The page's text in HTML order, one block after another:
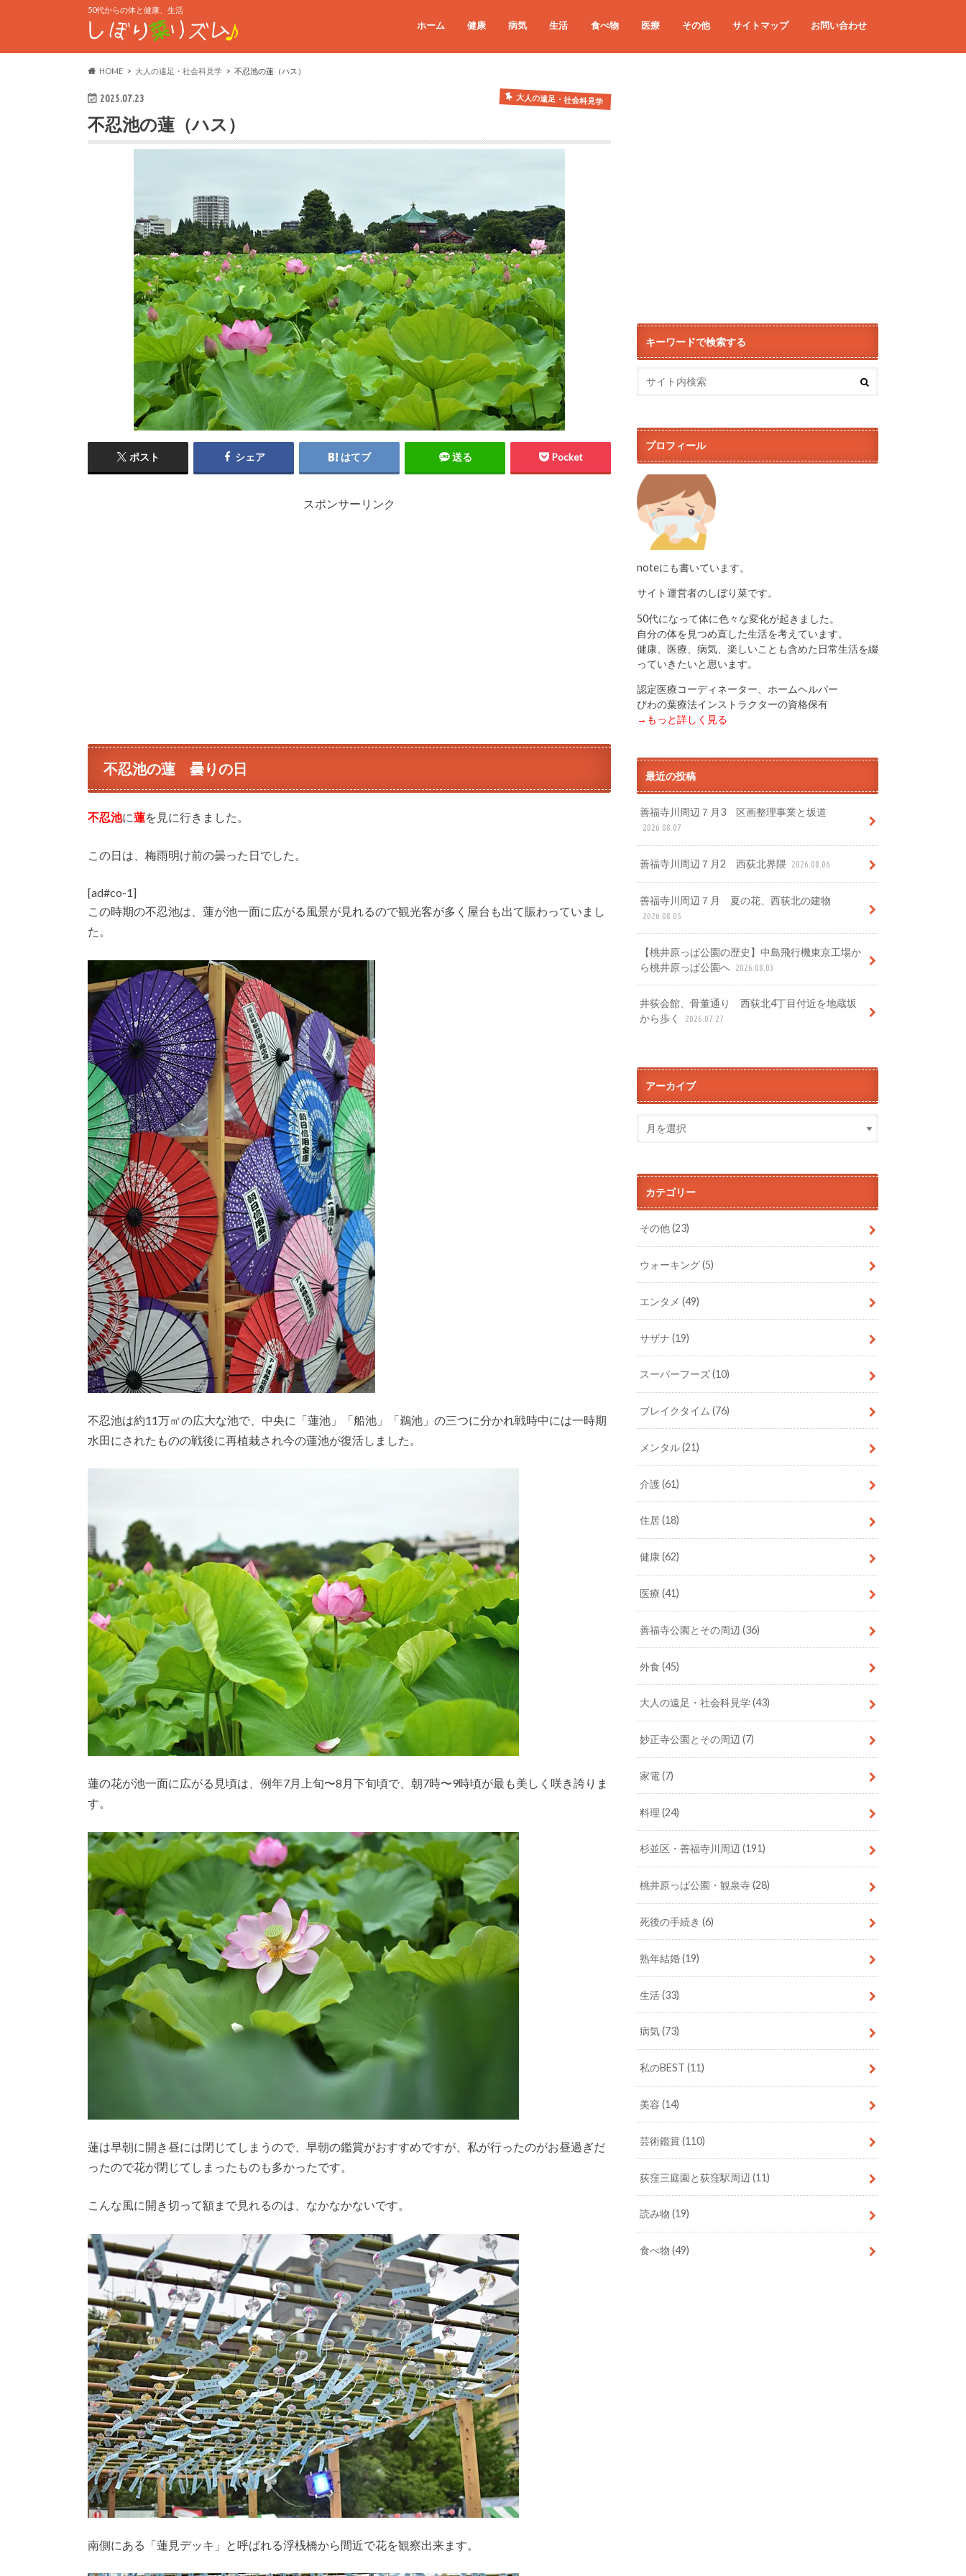
50代からの体と健康、生活
ホーム 健康 病気 生活 食べ物 医療 その他 サイトマップ お問い合わせ
HOME 大人の遠足・社会科見学 不忍池の蓮（ハス）
2025.07.23 大人の遠足・社会科見学
不忍池の蓮（ハス）
ポスト シェア はてブ 送る Pocket
スポンサーリンク
不忍池の蓮 曇りの日
不忍池に蓮を見に行きました。
この日は、梅雨明け前の曇った日でした。
[ad#co-1]
この時期の不忍池は、蓮が池一面に広がる風景が見れるので観光客が多く屋台も出て賑わっていまし
た。
不忍池は約11万㎡の広大な池で、中央に「蓮池」「船池」「鵜池」の三つに分かれ戦時中には一時期
水田にされたものの戦後に再植栽され今の蓮池が復活しました。
蓮の花が池一面に広がる見頃は、例年7月上旬〜8月下旬頃で、朝7時〜9時頃が最も美しく咲き誇りま
す。
蓮は早朝に開き昼には閉じてしまうので、早朝の鑑賞がおすすめですが、私が行ったのがお昼過ぎだ
ったので花が閉じてしまったものも多かったです。
こんな風に開き切って額まで見れるのは、なかなかないです。
南側にある「蓮見デッキ」と呼ばれる浮桟橋から間近で花を観察出来ます。
キーワードで検索する
プロフィール
noteにも書いています。
サイト運営者のしぼり菜です。
50代になって体に色々な変化が起きました。
自分の体を見つめ直した生活を考えています。
健康、医療、病気、楽しいことも含めた日常生活を綴
っていきたいと思います。
認定医療コーディネーター、ホームヘルパー
びわの葉療法インストラクターの資格保有
→もっと詳しく見る
最近の投稿
善福寺川周辺７月3 区画整理事業と坂道
2026.08.07
善福寺川周辺７月2 西荻北界隈 2026.08.06
善福寺川周辺７月 夏の花、西荻北の建物
2026.08.05
【桃井原っぱ公園の歴史】中島飛行機東京工場か
ら桃井原っぱ公園へ 2026.08.03
井荻会館、骨董通り 西荻北4丁目付近を地蔵坂
から歩く
2026.07.27
アーカイブ
カテゴリー
その他(23)
ウォーキング(5)
エンタメ(49)
サザナ(19)
スーパーフーズ(10)
ブレイクタイム(76)
メンタル(21)
介護(61)
住居(18)
健康(62)
医療(41)
善福寺公園とその周辺(36)
外食(45)
大人の遠足・社会科見学(43)
妙正寺公園とその周辺(7)
家電(7)
料理(24)
杉並区・善福寺川周辺(191)
桃井原っぱ公園・観泉寺(28)
死後の手続き(6)
熟年結婚(19)
生活(33)
病気(73)
私のBEST(11)
美容(14)
芸術鑑賞(110)
荻窪三庭園と荻窪駅周辺(11)
読み物(19)
食べ物(49)